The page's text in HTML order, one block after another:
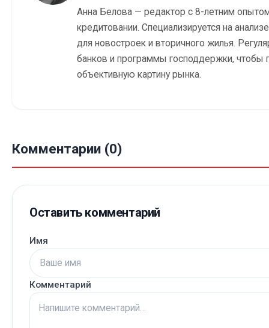
Анна Белова — редактор с 8-летним
кредитовании. Специализируется на
для новостроек и вторичного жилья.
банков и программы господдержки, чтобы
объективную картину рынка.
Комментарии (0)
Оставить комментарий
Имя
Комментарий